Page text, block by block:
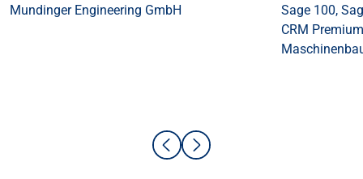
Mundinger Engineering GmbH
Sage 100,
CRM